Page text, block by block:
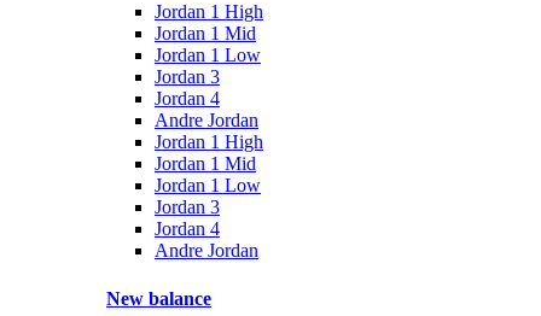
Jordan 1 High
Jordan 1 Mid
Jordan 1 Low
Jordan 3
Jordan 4
Andre Jordan
Jordan 1 High
Jordan 1 Mid
Jordan 1 Low
Jordan 3
Jordan 4
Andre Jordan
New balance